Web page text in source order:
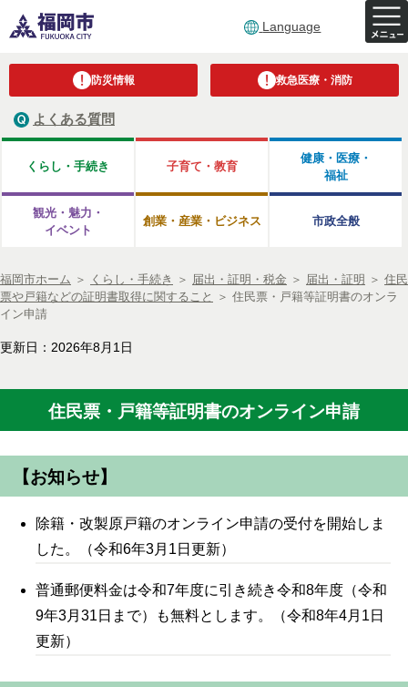
Language
防災情報 救急医療・消防
よくある質問
くらし・手続き 子育て・教育
健康・医療・
福祉
観光・魅力・
イベント
創業・産業・ビジネス 市政全般
福岡市ホーム ＞ くらし・手続き ＞ 届出・証明・税金 ＞ 届出・証明 ＞ 住民
票や戸籍などの証明書取得に関すること
＞ 住民票・戸籍等証明書のオンラ
イン申請
更新日：2026年8月1日
住民票・戸籍等証明書のオンライン申請
【お知らせ】
除籍・改製原戸籍のオンライン申請の受付を開始しま
した。（令和6年3月1日更新）
普通郵便料金は令和7年度に引き続き令和8年度（令和
9年3月31日まで）も無料とします。（令和8年4月1日
更新）